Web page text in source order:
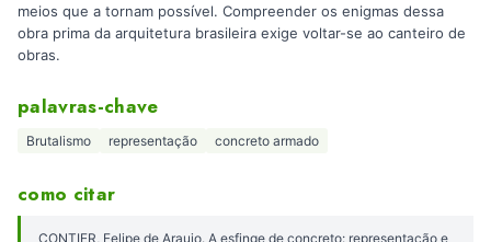
meios que a tornam possível. Compreender os enigmas dessa
obra prima da arquitetura brasileira exige voltar-se ao canteiro de
obras.
palavras-chave
Brutalismo representação concreto armado
como citar
CONTIER, Felipe de Araujo. A esfinge de concreto: representação e